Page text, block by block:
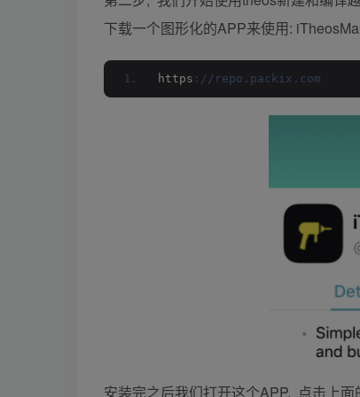
下载一个图形化的APP来使用:
https ://repo.packix.com
安装完之后我们打开这个APP, 点击上